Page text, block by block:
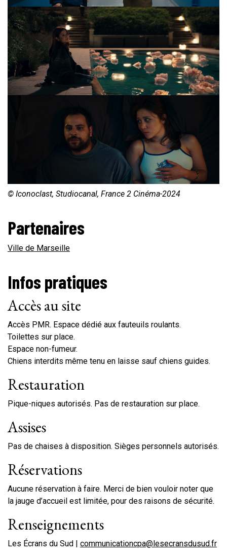
© Iconoclast, Studiocanal, France 2 Cinéma-2024
Partenaires
Ville de Marseille
Infos pratiques
Accès au site
Accès PMR. Espace dédié aux fauteuils roulants.
Toilettes sur place.
Espace non-fumeur.
Chiens interdits même tenu en laisse sauf chiens guides.
Restauration
Pique-niques autorisés. Pas de restauration sur place.
Assises
Pas de chaises à disposition. Sièges personnels autorisés.
Réservations
Aucune réservation à faire. Merci de bien vouloir noter que
la jauge d’accueil est limitée, pour des raisons de sécurité.
Renseignements
Les Écrans du Sud | communicationcpa@lesecransdusud.fr